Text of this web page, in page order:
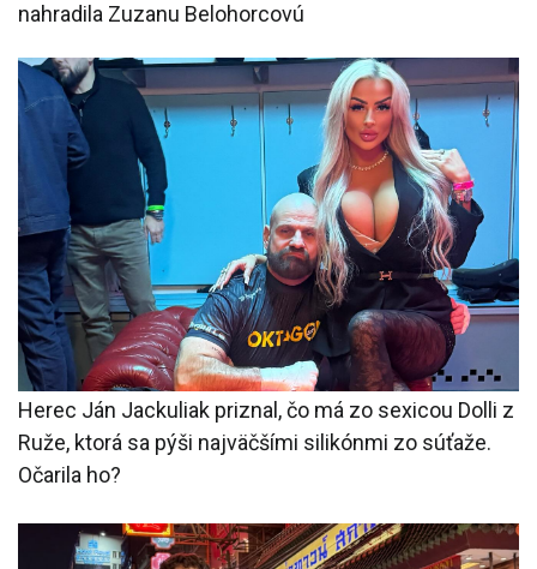
nahradila Zuzanu Belohorcovú
Herec Ján Jackuliak priznal, čo má zo sexicou Dolli z
Ruže, ktorá sa pýši najväčšími silikónmi zo súťaže.
Očarila ho?